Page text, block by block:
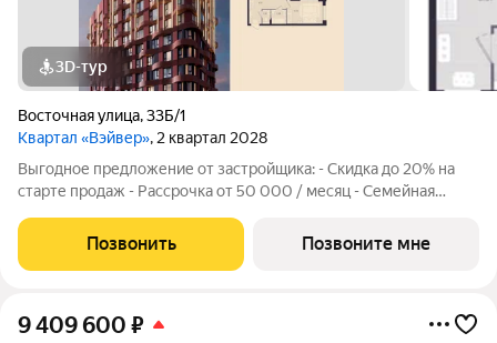
3D-тур
Восточная улица,33Б/1
Квартал «Вэйвер», 2 квартал 2028
Выгодное предложение от застройщика: - Скидка до 20% на
старте продаж - Рассрочка от 50 000 / месяц - Семейная
1-комнатной квартиры в Жилом квартале Вэйвер от
Девелоперской компании Люди,
Позвонить Позвоните мне
9 409 600 ₽